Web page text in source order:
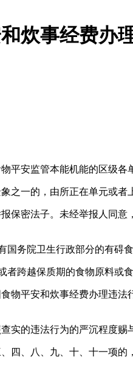
炊事经费办
安监管本能机能的区级各
一的，由所正在单元或者
密法子。未经举报人同意
务院卫生行政部分的有碍食
跨越保质期的食物原料或食
平安和炊事经费办理违法
的违法行为的严沉程度赐
、八、九、十、十一项的